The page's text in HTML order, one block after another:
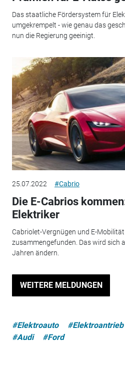
Das staatliche Fördersystem für
umgekrempelt - wie genau das
nun die Regierung geeinigt.
25.07.2022 #Cabrio
Die E-Cabrios
Elektriker
Cabriolet-Vergnügen und E-
zusammengefunden. Das wird sich
Jahren ändern.
WEITERE MELDUNGEN
#Elektroauto #Elektroantrieb
#Audi
#Ford